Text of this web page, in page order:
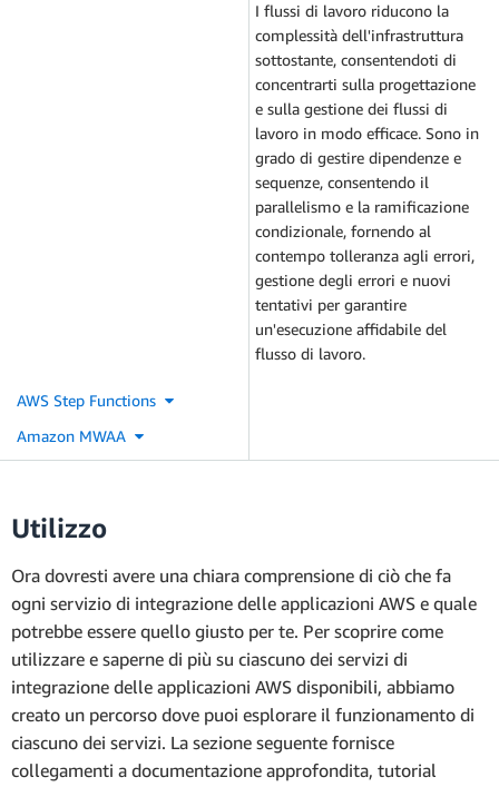
I flussi di lavoro riducono la
complessità dell'infrastruttura
sottostante, consentendoti di
concentrarti sulla progettazione
e sulla gestione dei flussi di
lavoro in modo efficace. Sono in
grado di gestire dipendenze e
sequenze, consentendo il
parallelismo e la ramificazione
condizionale, fornendo al
contempo tolleranza agli errori,
gestione degli errori e nuovi
tentativi per garantire
un'esecuzione affidabile del
flusso di lavoro.
AWS Step Functions
Amazon MWAA
Utilizzo
Ora dovresti avere una chiara comprensione di ciò che fa
ogni servizio di integrazione delle applicazioni AWS e quale
potrebbe essere quello giusto per te. Per scoprire come
utilizzare e saperne di più su ciascuno dei servizi di
integrazione delle applicazioni AWS disponibili, abbiamo
creato un percorso dove puoi esplorare il funzionamento di
ciascuno dei servizi. La sezione seguente fornisce
collegamenti a documentazione approfondita, tutorial